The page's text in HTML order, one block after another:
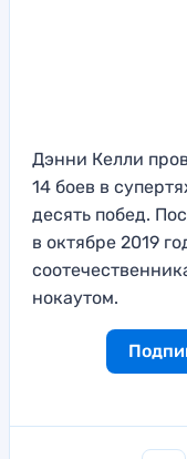
Дэнни Келли
14 боев в
десять побед.
в октябре 2019
нокаутом.